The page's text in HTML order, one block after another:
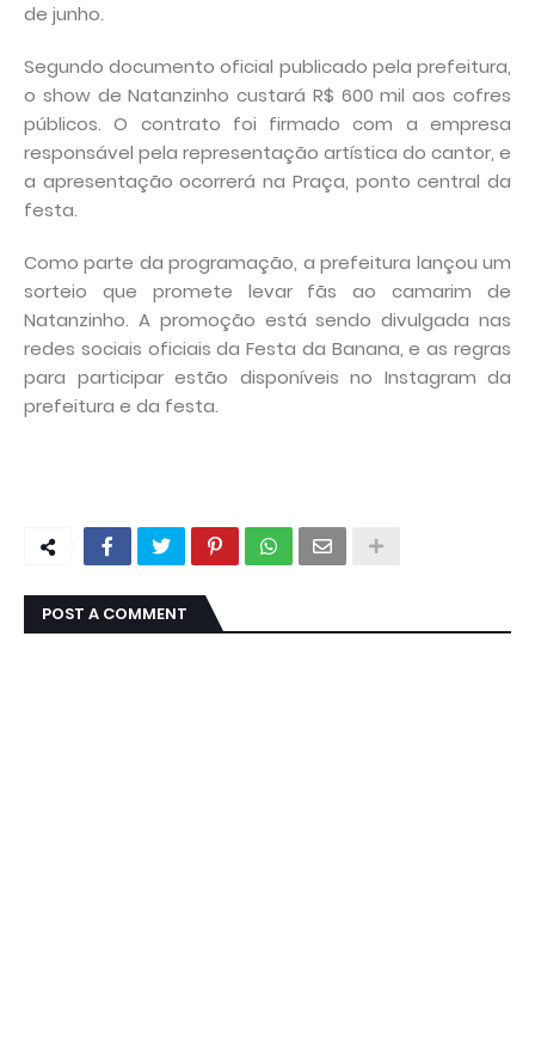
de junho.
Segundo documento oficial publicado pela prefeitura,
o show de Natanzinho custará R$ 600 mil aos cofres
públicos. O contrato foi firmado com a empresa
responsável pela representação artística do cantor, e
a apresentação ocorrerá na Praça, ponto central da
festa.
Como parte da programação, a prefeitura lançou um
sorteio que promete levar fãs ao camarim de
Natanzinho. A promoção está sendo divulgada nas
redes sociais oficiais da Festa da Banana, e as regras
para participar estão disponíveis no Instagram da
prefeitura e da festa.
POST A COMMENT